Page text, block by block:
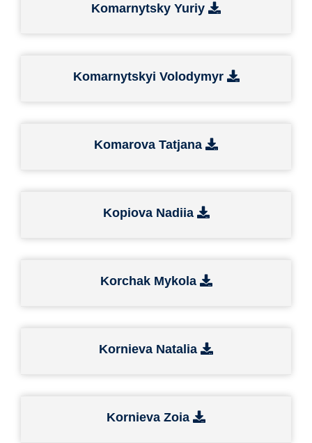
Komarnytsky Yuriy
Komarnytskyi Volodymyr
Komarova Tatjana
Kopiova Nadiia
Korchak Mykola
Kornieva Natalia
Kornieva Zoia